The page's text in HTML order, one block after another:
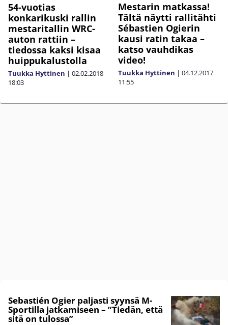
54-vuotias
konkarikuski rallin
mestaritallin WRC-
auton rattiin –
tiedossa kaksi kisaa
huippukalustolla
Tuukka Hyttinen | 02.02.2018
18:03
Mestarin matkassa!
Tältä näytti rallitähti
Sébastien Ogierin
kausi ratin takaa –
katso vauhdikas
video!
Tuukka Hyttinen | 04.12.2017
11:55
Sebastién Ogier paljasti syynsä M-
Sportilla jatkamiseen – ”Tiedän, että
sitä on tulossa”